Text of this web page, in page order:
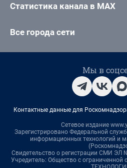
Статистика канала в MAX
Все города сети
Мы в
Контактные данные для
Сетевое издание
Зарегистрировано Федеральной
информационных технологий и
Свидетельство о регистрации СМИ ЭЛ
Учредитель: Общество с